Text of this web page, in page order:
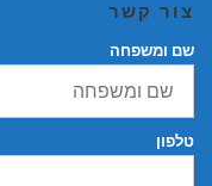
צור קשר
שם ומשפחה
טלפון